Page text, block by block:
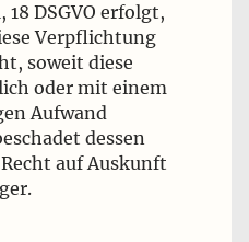
18 DSGVO erfolgt,
Verpflichtung
soweit diese
oder mit einem
Aufwand
dessen
auf Auskunft